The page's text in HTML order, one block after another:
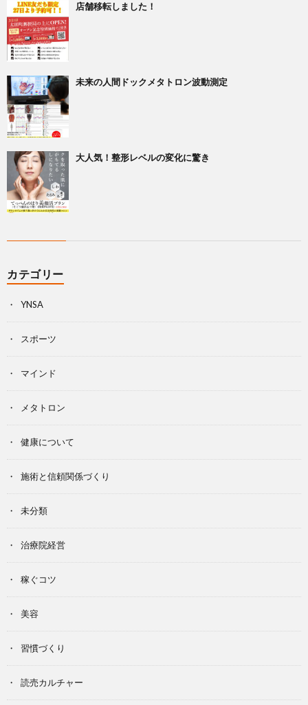
店舗移転しました！
未来の人間ドックメタトロン波動測定
大人気！整形レベルの変化に驚き
カテゴリー
YNSA
スポーツ
マインド
メタトロン
健康について
施術と信頼関係づくり
未分類
治療院経営
稼ぐコツ
美容
習慣づくり
読売カルチャー